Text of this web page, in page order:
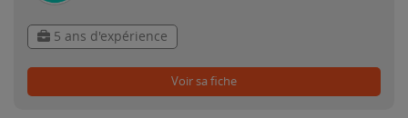
5 ans d'expérience
Voir sa fiche